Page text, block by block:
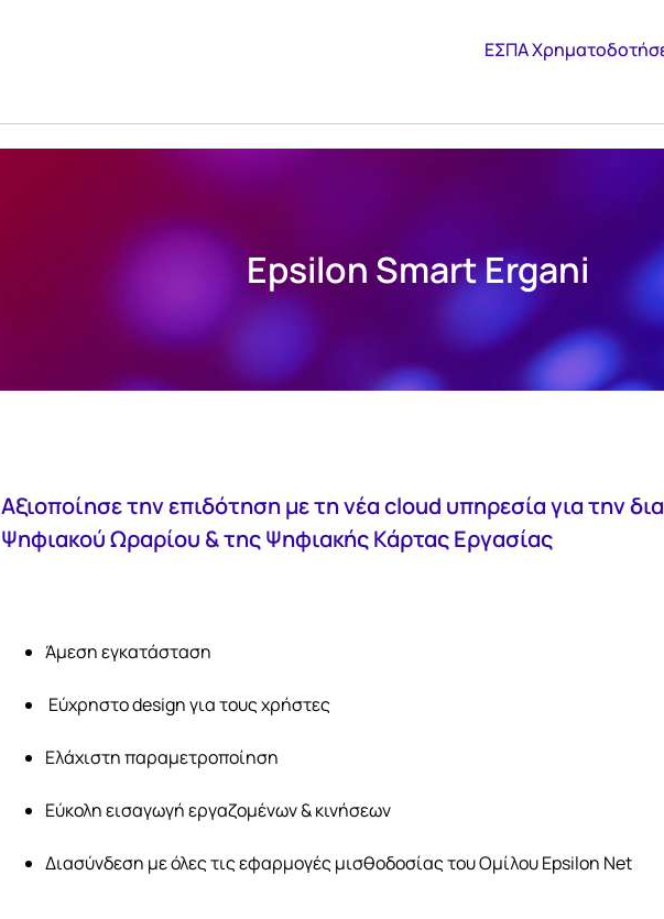
ΕΣΠΑ
Epsilon Smart Ergani
Αξιοποίησε την επιδότηση με τη νέα cloud υπηρεσία για την
Ψηφιακού Ωραρίου & της Ψηφιακής Κάρτας Εργασίας
Άμεση εγκατάσταση
Εύχρηστο design για τους χρήστες
Ελάχιστη παραμετροποίηση
Εύκολη εισαγωγή εργαζομένων & κινήσεων
Διασύνδεση με όλες τις εφαρμογές μισθοδοσίας του Ομίλου Epsilon Net